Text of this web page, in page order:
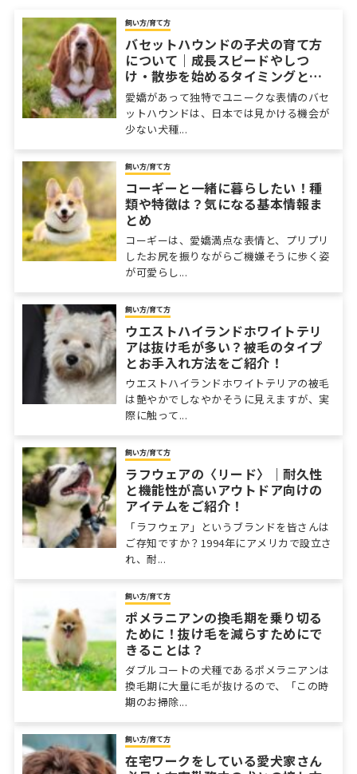
飼い方/育て方
バセットハウンドの子犬の育て方
について｜成長スピードやしつ
け・散歩を始めるタイミングと
は？
愛嬌があって独特でユニークな表情のバセ
ットハウンドは、日本では見かける機会が
少ない犬種...
飼い方/育て方
コーギーと一緒に暮らしたい！種
類や特徴は？気になる基本情報ま
とめ
コーギーは、愛嬌満点な表情と、プリプリ
したお尻を振りながらご機嫌そうに歩く姿
が可愛らし...
飼い方/育て方
ウエストハイランドホワイトテリ
アは抜け毛が多い？被毛のタイプ
とお手入れ方法をご紹介！
ウエストハイランドホワイトテリアの被毛
は艶やかでしなやかそうに見えますが、実
際に触って...
飼い方/育て方
ラフウェアの〈リード〉｜耐久性
と機能性が高いアウトドア向けの
アイテムをご紹介！
「ラフウェア」というブランドを皆さんは
ご存知ですか？1994年にアメリカで設立さ
れ、耐...
飼い方/育て方
ポメラニアンの換毛期を乗り切る
ために！抜け毛を減らすためにで
きることは？
ダブルコートの犬種であるポメラニアンは
換毛期に大量に毛が抜けるので、「この時
期のお掃除...
飼い方/育て方
在宅ワークをしている愛犬家さん